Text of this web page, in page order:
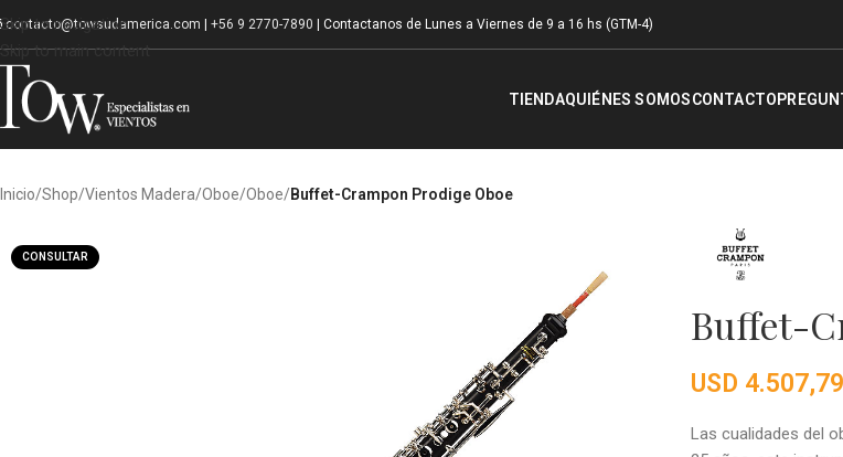
Skip to navigation
Skip to main content
contacto@towsudamerica.com +56 9 2770-7890 | Contactanos de Lunes a Viernes de 9 a 16 hs (GTM-4)
TIENDAQUIÉNES SOMOSCONTACTO
Inicio/Shop/Vientos Madera/Oboe/Oboe/Buffet-Crampon Prodige Oboe
CONSULTAR
Buffet-
USD 4.507,79
Las cualidades del